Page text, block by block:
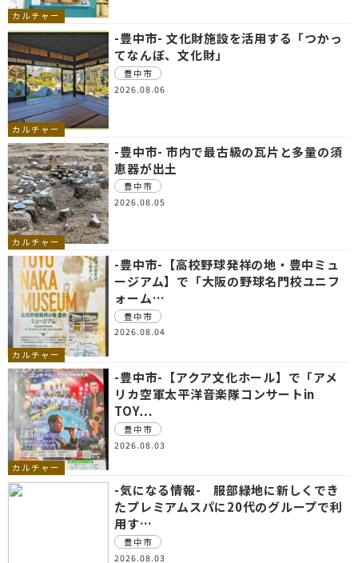
カルチャー
カルチャー
-豊中市- 文化財施設を活用する「つかっ
てなんぼ、文化財」
豊中市
2026.08.06
カルチャー
-豊中市- 市内で最古級の瓦片と多量の須
恵器が出土
豊中市
2026.08.05
カルチャー
-豊中市-【高校野球発祥の地・豊中ミュ
ージアム】で「大阪の野球名門校ユニフ
ォーム…
豊中市
2026.08.04
カルチャー
-豊中市-【アクア文化ホール】で「アメ
リカ空軍太平洋音楽隊コンサートin
TOY…
豊中市
2026.08.03
-気になる情報- 服部緑地に新しくでき
たプレミアムスパに20代のグループで利
用す…
豊中市
2026.08.03